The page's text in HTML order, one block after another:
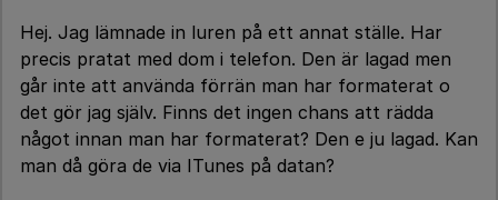
Hej. Jag lämnade in luren på ett annat ställe. Har
precis pratat med dom i telefon. Den är lagad men
går inte att använda förrän man har formaterat o
det gör jag själv. Finns det ingen chans att rädda
något innan man har formaterat? Den e ju lagad. Kan
man då göra de via ITunes på datan?